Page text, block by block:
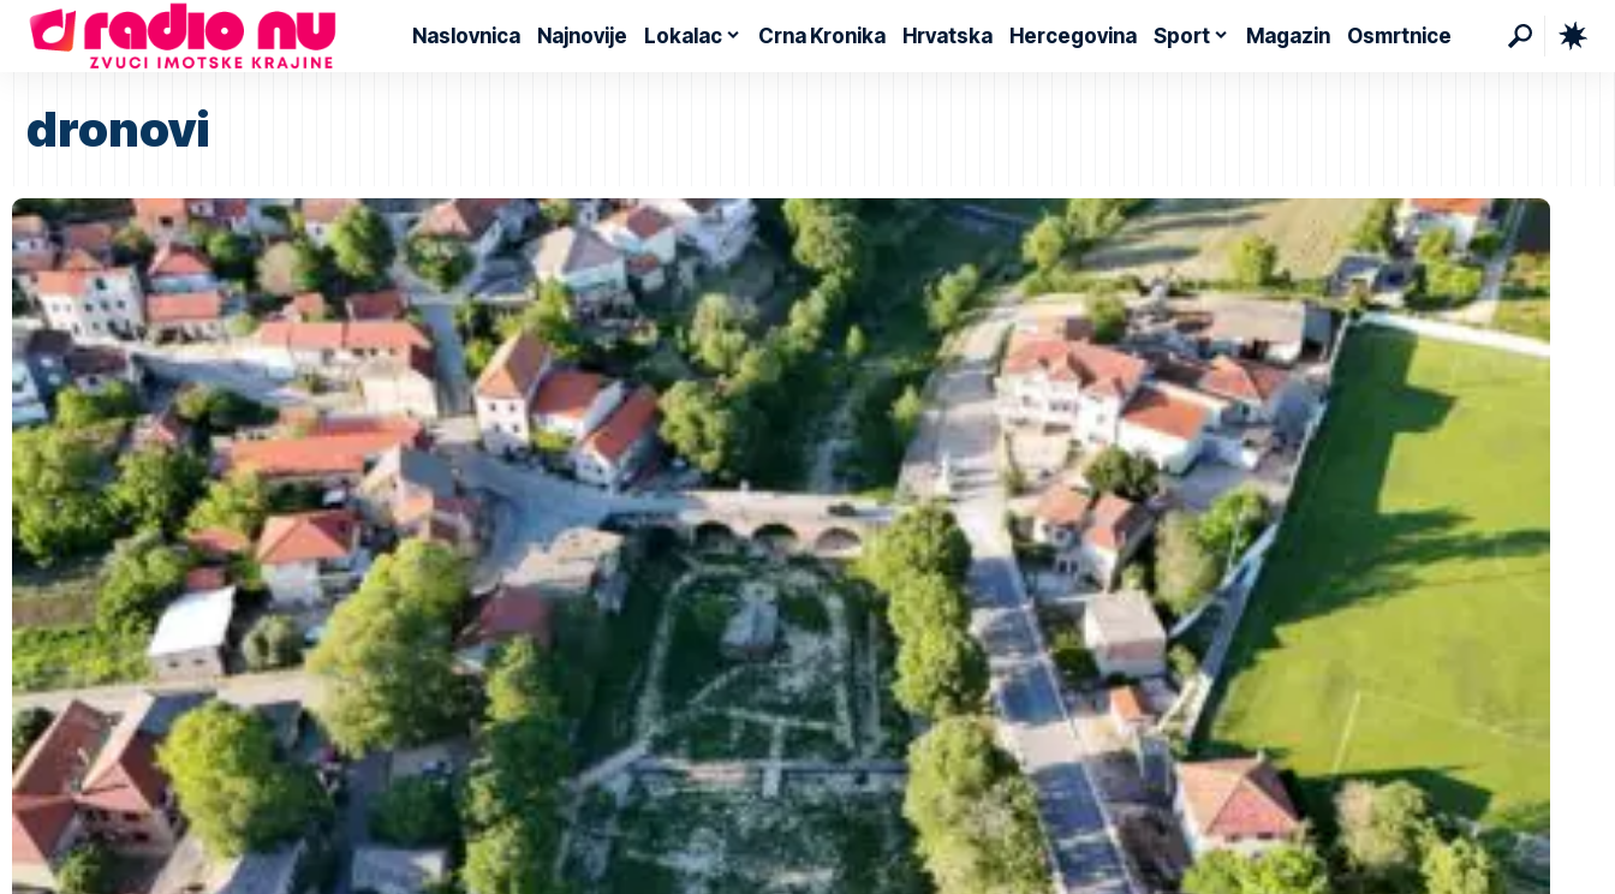
Naslovnica Najnovije Lokalac Crna Kronika Hrvatska Hercegovina Sport Magazin Osmrtnice
dronovi